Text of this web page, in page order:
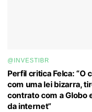
@INVESTIBR
Perfil critica Felca: “O
com uma lei bizarra,
contrato com a Globo
da internet”